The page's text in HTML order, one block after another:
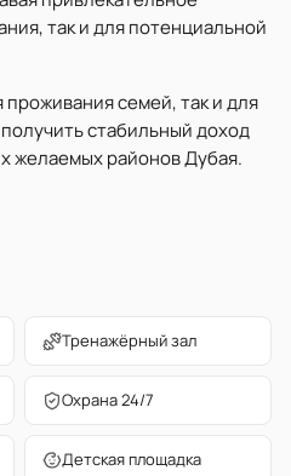
так и для потенциальной
проживания семей, так и для
стабильный доход
желаемых районов Дубая.
Тренажёрный зал
Охрана 24/7
Детская площадка